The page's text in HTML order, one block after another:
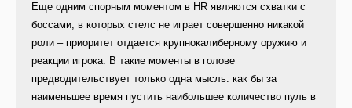
Еще одним спорным моментом в HR являются схватки с
боссами, в которых стелс не играет совершенно никакой
роли – приоритет отдается крупнокалиберному оружию и
реакции игрока. В такие моменты в голове
предводительствует только одна мысль: как бы за
наименьшее время пустить наибольшее количество пуль в